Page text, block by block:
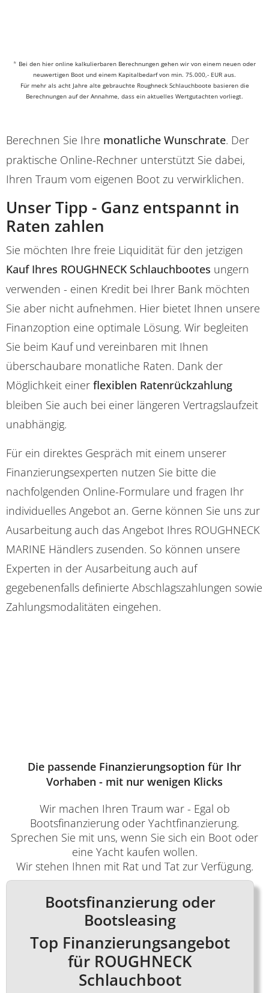
* Bei den hier online kalkulierbaren Berechnungen gehen wir von einem neuen oder
neuwertigen Boot und einem Kapitalbedarf von min. 75.000,- EUR aus.
Für mehr als acht Jahre alte gebrauchte Roughneck Schlauchboote basieren die
Berechnungen auf der Annahme, dass ein aktuelles Wertgutachten vorliegt.
Berechnen Sie Ihre monatliche Wunschrate. Der
praktische Online-Rechner unterstützt Sie dabei,
Ihren Traum vom eigenen Boot zu verwirklichen.
Unser Tipp - Ganz entspannt in
Raten zahlen
Sie möchten Ihre freie Liquidität für den jetzigen
Kauf Ihres ROUGHNECK Schlauchbootes ungern
verwenden - einen Kredit bei Ihrer Bank möchten
Sie aber nicht aufnehmen. Hier bietet Ihnen unsere
Finanzoption eine optimale Lösung. Wir begleiten
Sie beim Kauf und vereinbaren mit Ihnen
überschaubare monatliche Raten. Dank der
Möglichkeit einer flexiblen Ratenrückzahlung
bleiben Sie auch bei einer längeren Vertragslaufzeit
unabhängig.
Für ein direktes Gespräch mit einem unserer
Finanzierungsexperten nutzen Sie bitte die
nachfolgenden Online-Formulare und fragen Ihr
individuelles Angebot an. Gerne können Sie uns zur
Ausarbeitung auch das Angebot Ihres ROUGHNECK
MARINE Händlers zusenden. So können unsere
Experten in der Ausarbeitung auch auf
gegebenenfalls definierte Abschlagszahlungen sowie
Zahlungsmodalitäten eingehen.
Die passende Finanzierungsoption für Ihr
Vorhaben - mit nur wenigen Klicks
Wir machen Ihren Traum war - Egal ob
Bootsfinanzierung oder Yachtfinanzierung.
Sprechen Sie mit uns, wenn Sie sich ein Boot oder
eine Yacht kaufen wollen.
Wir stehen Ihnen mit Rat und Tat zur Verfügung.
Bootsfinanzierung oder
Bootsleasing
Top Finanzierungsangebot
für ROUGHNECK
Schlauchboot